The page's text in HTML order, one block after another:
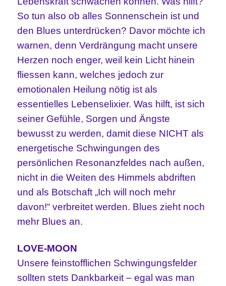
So tun also ob alles Sonnenschein ist und
den Blues unterdrücken? Davor möchte ich
warnen, denn Verdrängung macht unsere
Herzen noch enger, weil kein Licht hinein
fliessen kann, welches jedoch zur
emotionalen Heilung nötig ist als
essentielles Lebenselixier. Was hilft, ist sich
seiner Gefühle, Sorgen und Ängste
bewusst zu werden, damit diese NICHT als
energetische Schwingungen des
persönlichen Resonanzfeldes nach außen,
nicht in die Weiten des Himmels abdriften
und als Botschaft „Ich will noch mehr
davon!“ verbreitet werden. Blues zieht noch
mehr Blues an.
LOVE-MOON
Unsere feinstofflichen Schwingungsfelder
sollten stets Dankbarkeit – egal was man